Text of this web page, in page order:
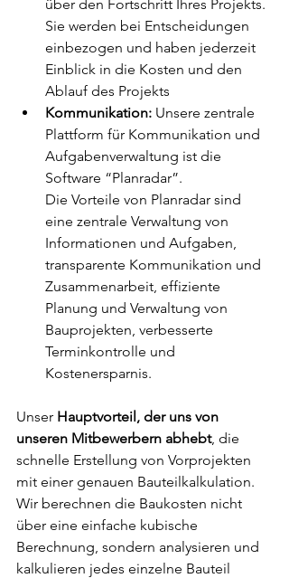
über den Fortschritt Ihres Projekts.
Sie werden bei Entscheidungen
einbezogen und haben jederzeit
Einblick in die Kosten und den
Ablauf des Projekts
Kommunikation: Unsere zentrale
Plattform für Kommunikation und
Aufgabenverwaltung ist die
Software “Planradar”.
Die Vorteile von Planradar sind
eine zentrale Verwaltung von
Informationen und Aufgaben,
transparente Kommunikation und
Zusammenarbeit, effiziente
Planung und Verwaltung von
Bauprojekten, verbesserte
Terminkontrolle und
Kostenersparnis.
Unser Hauptvorteil, der uns von
unseren Mitbewerbern abhebt, die
schnelle Erstellung von Vorprojekten
mit einer genauen Bauteilkalkulation.
Wir berechnen die Baukosten nicht
über eine einfache kubische
Berechnung, sondern analysieren und
kalkulieren jedes einzelne Bauteil